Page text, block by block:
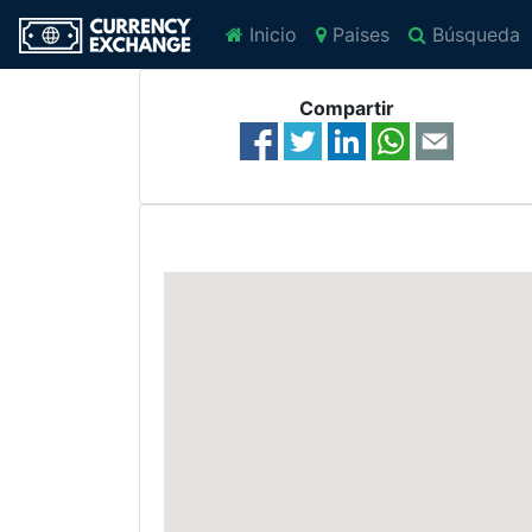
Inicio Paises Búsqueda
Compartir